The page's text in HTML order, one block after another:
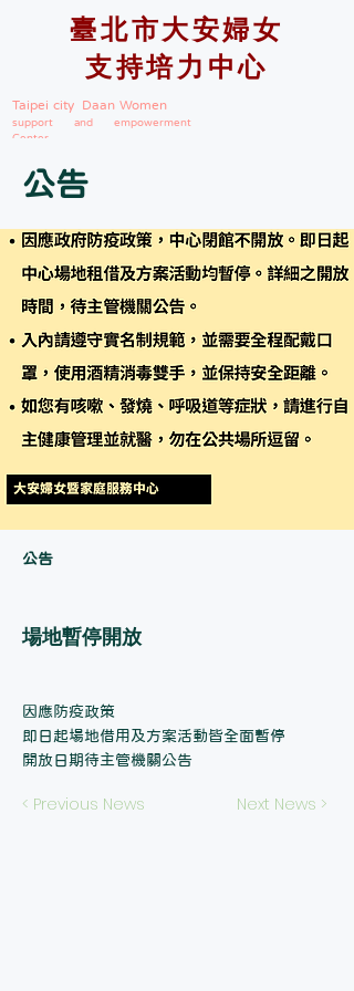
臺北市大安婦女
支持培力中心
Taipei city Daan Women
support and empowerment
Center
公告
場地暫停開放
因應防疫政策
即日起場地借用及方案活動皆全面暫停
開放日期待主管機關公告
< Previous News Next News >
公告